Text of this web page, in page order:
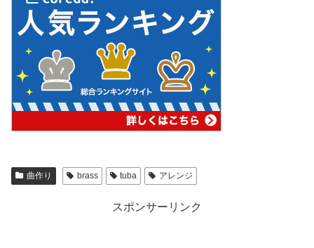
曲作り brass tuba アレンジ
スポンサーリンク